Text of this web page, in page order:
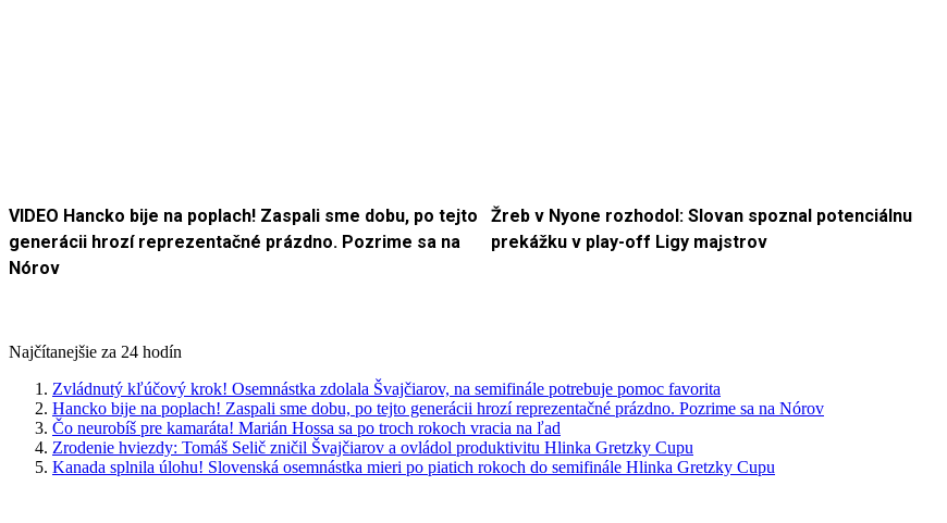
VIDEO Hancko bije na poplach! Zaspali sme dobu, po tejto
generácii hrozí reprezentačné prázdno. Pozrime sa na
Nórov
Žreb v Nyone rozhodol: Slovan spoznal potenciálnu
prekážku v play-off Ligy majstrov
Najčítanejšie za 24 hodín
Zvládnutý kľúčový krok! Osemnástka zdolala Švajčiarov, na semifinále potrebuje pomoc favorita
Hancko bije na poplach! Zaspali sme dobu, po tejto generácii hrozí reprezentačné prázdno. Pozrime sa na Nórov
Čo neurobíš pre kamaráta! Marián Hossa sa po troch rokoch vracia na ľad
Zrodenie hviezdy: Tomáš Selič zničil Švajčiarov a ovládol produktivitu Hlinka Gretzky Cupu
Kanada splnila úlohu! Slovenská osemnástka mieri po piatich rokoch do semifinále Hlinka Gretzky Cupu